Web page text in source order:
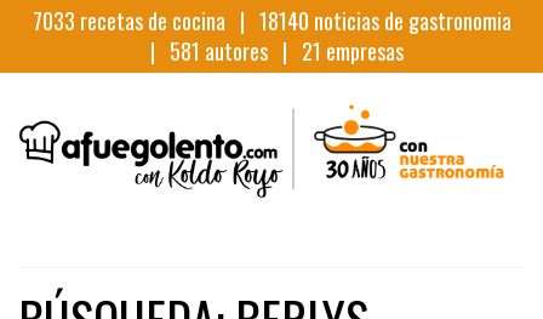
7033 recetas de cocina | 18140 noticias de gastronomia
| 581 autores | 21 empresas